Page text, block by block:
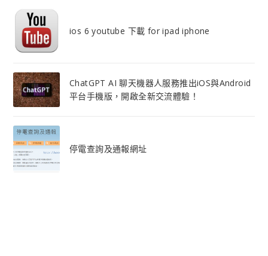
ios 6 youtube 下載 for ipad iphone
ChatGPT AI 聊天機器人服務推出iOS與Android
平台手機版，開啟全新交流體驗！
停電查詢及通報網址